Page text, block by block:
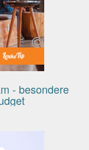
- besondere